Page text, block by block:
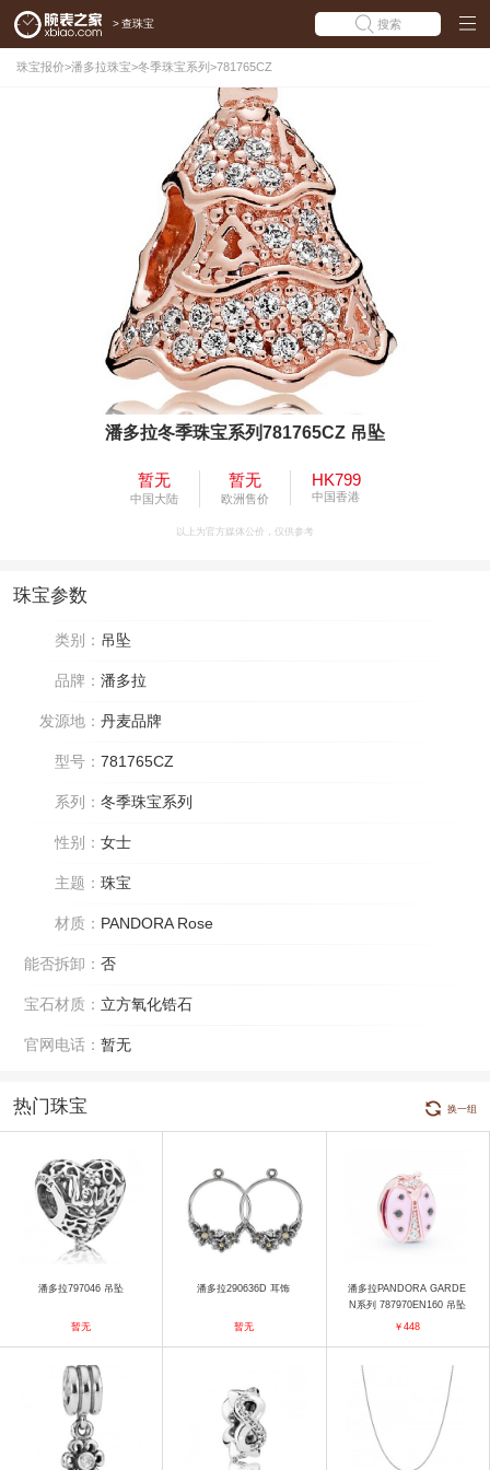
> 查珠宝 搜索
珠宝报价>潘多拉珠宝>冬季珠宝系列 >781765CZ
潘多拉冬季珠宝系列781765CZ 吊坠
暂无
中国大陆
暂无
欧洲售价
HK799
中国香港
以上为官方媒体公价，仅供参考
珠宝参数
类别： 吊坠
品牌： 潘多拉
发源地： 丹麦品牌
型号： 781765CZ
系列： 冬季珠宝系列
性别： 女士
主题： 珠宝
材质： PANDORA Rose
能否拆卸： 否
宝石材质： 立方氧化锆石
官网电话： 暂无
热门珠宝 换一组
潘多拉797046 吊坠
暂无
潘多拉290636D 耳饰
暂无
潘多拉PANDORA GARDE
N系列 787970EN160 吊坠
￥448